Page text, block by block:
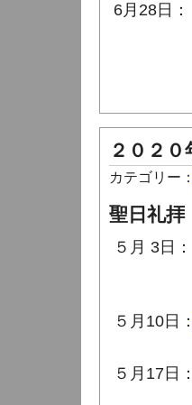
6月28日：
(新約
２０２
カテゴリー：
聖日礼拝
５月 3日：
(旧約
(新約聖
５月10日：
(旧約
５月17日：
(旧約